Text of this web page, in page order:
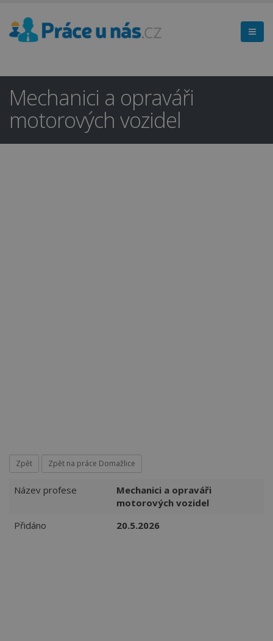
Mechanici a opraváři
motorových vozidel
Zpět Zpět na práce Domažlice
Název profese
Mechanici a opraváři
motorových vozidel
Přidáno
20.5.2026
×
Hledáte práci